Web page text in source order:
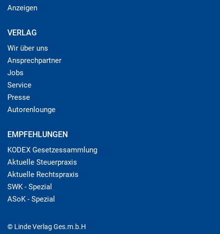
Anzeigen
VERLAG
Wir über uns
Ansprechpartner
Jobs
Service
Presse
Autorenlounge
EMPFEHLUNGEN
KODEX Gesetzessammlung
Aktuelle Steuerpraxis
Aktuelle Rechtspraxis
SWK - Spezial
ASoK - Spezial
© Linde Verlag Ges.m.b.H